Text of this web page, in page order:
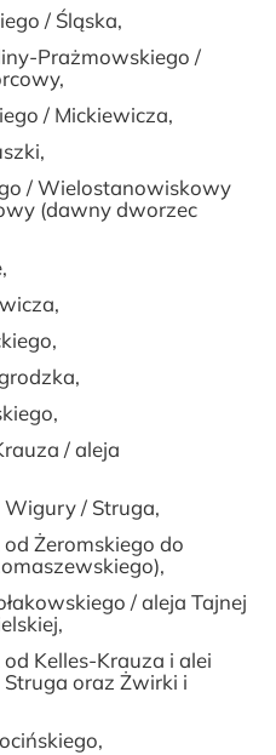
/ Śląska,
Prażmowskiego /
/ Mickiewicza,
/ Wielostanowiskowy
(dawny dworzec
/ aleja
/ Struga,
Żeromskiego do
/ aleja Tajnej
Kelles-Krauza i alei
oraz Żwirki i